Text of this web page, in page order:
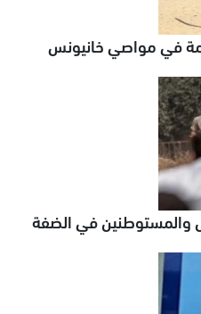
والمستوطنين في الضفة